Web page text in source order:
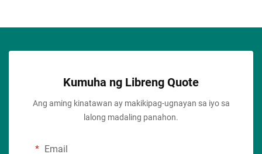
Kumuha ng Libreng Quote
Ang aming kinatawan ay makikipag-ugnayan sa iyo sa
lalong madaling panahon.
Email